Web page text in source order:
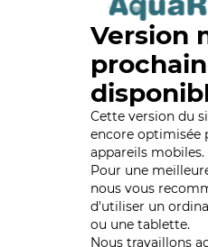
Version
Cette version du
encore optimisée
appareils mobiles.
Pour une
nous vous
d'utiliser un
ou une tablette.
Nous travaillons